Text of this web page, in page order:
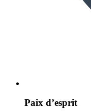
Paix d’esprit